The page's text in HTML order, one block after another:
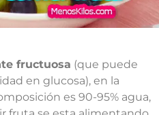
fructuosa (que puede
en glucosa), en la
es 90-95% agua,